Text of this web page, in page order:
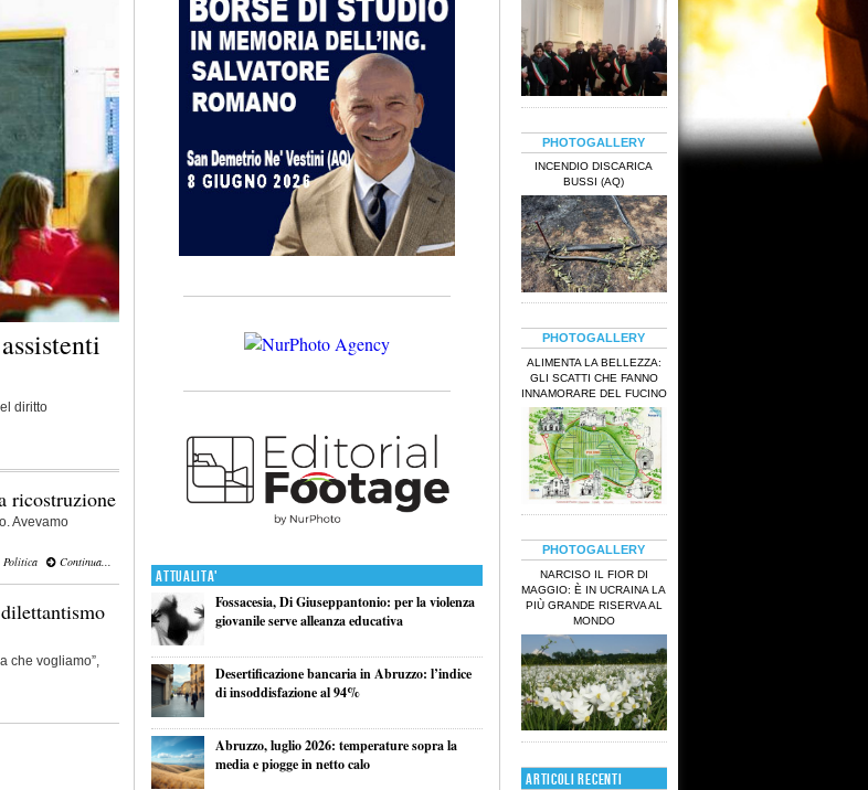
diritto
ricostruzione
Avevamo
Politica Continua...
che vogliamo”,
Attualita'
Fossacesia, Di Giuseppantonio: per la violenza
giovanile serve alleanza educativa
Desertificazione bancaria in Abruzzo: l’indice
di insoddisfazione al 94%
Abruzzo, luglio 2026: temperature sopra la
media e piogge in netto calo
PHOTOGALLERY
INCENDIO DISCARICA
BUSSI (AQ)
PHOTOGALLERY
ALIMENTA LA BELLEZZA:
GLI SCATTI CHE FANNO
INNAMORARE DEL FUCINO
PHOTOGALLERY
NARCISO IL FIOR DI
MAGGIO: È IN UCRAINA LA
PIÙ GRANDE RISERVA AL
MONDO
ARTICOLI RECENTI